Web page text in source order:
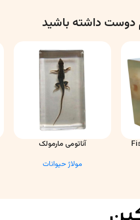
دوست داشته باشید
اطلاعات بیشترآناتومی مارمولک
مولاژ حیوانات